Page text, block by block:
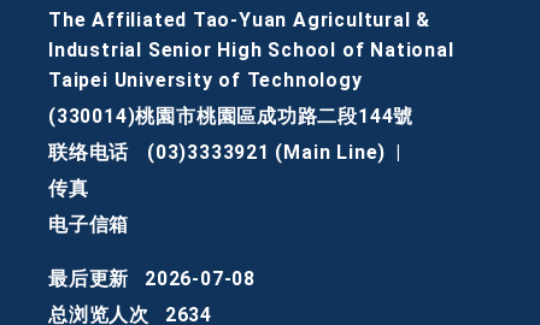
The Affiliated Tao-Yuan Agricultural &
Industrial Senior High School of National
Taipei University of Technology
(330014)桃園市桃園區成功路二段144號
联络电话
(03)3333921 (Main Line)
传真
电子信箱
最后更新
2026-07-08
总浏览人次
2634